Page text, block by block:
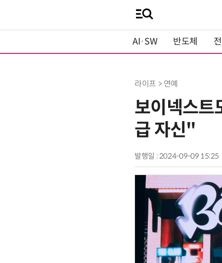
AI·SW 반도체
라이프 > 연예
보이넥스
급 자신"
발행일 : 2024-09-09 15:25